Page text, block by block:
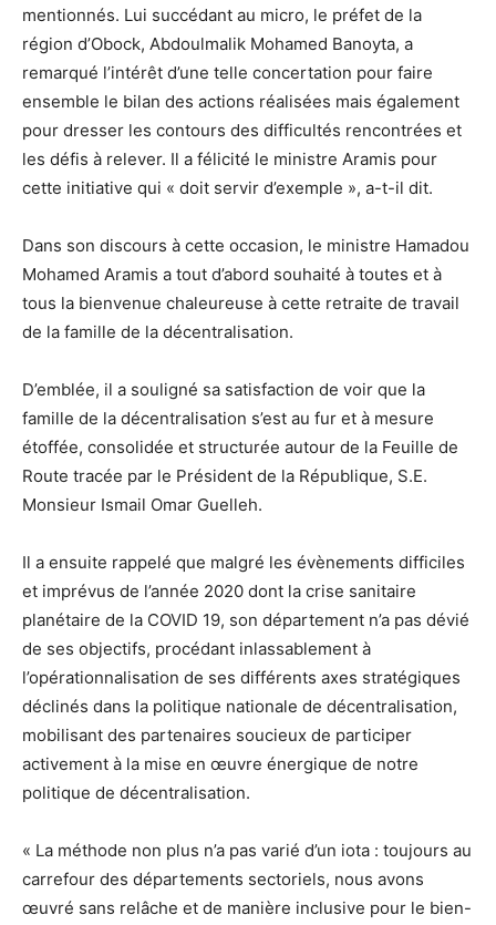
mentionnés. Lui succédant au micro, le préfet de la
région d’Obock, Abdoulmalik Mohamed Banoyta, a
remarqué l’intérêt d’une telle concertation pour faire
ensemble le bilan des actions réalisées mais également
pour dresser les contours des difficultés rencontrées et
les défis à relever. Il a félicité le ministre Aramis pour
cette initiative qui « doit servir d’exemple », a-t-il dit.
Dans son discours à cette occasion, le ministre Hamadou
Mohamed Aramis a tout d’abord souhaité à toutes et à
tous la bienvenue chaleureuse à cette retraite de travail
de la famille de la décentralisation.
D’emblée, il a souligné sa satisfaction de voir que la
famille de la décentralisation s’est au fur et à mesure
étoffée, consolidée et structurée autour de la Feuille de
Route tracée par le Président de la République, S.E.
Monsieur Ismail Omar Guelleh.
Il a ensuite rappelé que malgré les évènements difficiles
et imprévus de l’année 2020 dont la crise sanitaire
planétaire de la COVID 19, son département n’a pas dévié
de ses objectifs, procédant inlassablement à
l’opérationnalisation de ses différents axes stratégiques
déclinés dans la politique nationale de décentralisation,
mobilisant des partenaires soucieux de participer
activement à la mise en œuvre énergique de notre
politique de décentralisation.
« La méthode non plus n’a pas varié d’un iota : toujours au
carrefour des départements sectoriels, nous avons
œuvré sans relâche et de manière inclusive pour le bien-